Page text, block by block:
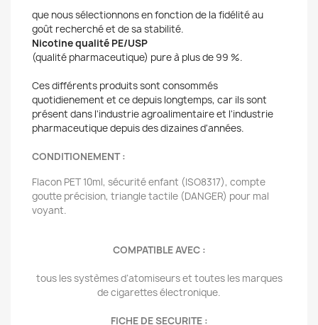
que nous sélectionnons en fonction de la fidélité au
goût recherché et de sa stabilité.
Nicotine qualité PE/USP
(qualité pharmaceutique) pure à plus de 99 %.
Ces différents produits sont consommés
quotidienement et ce depuis longtemps, car ils sont
présent dans l'industrie agroalimentaire et l'industrie
pharmaceutique depuis des dizaines d'années.
CONDITIONEMENT :
Flacon PET 10ml, sécurité enfant (ISO8317), compte
goutte précision, triangle tactile (DANGER) pour mal
voyant.
COMPATIBLE AVEC :
tous les systèmes d’atomiseurs et toutes les marques
de cigarettes électronique.
FICHE DE SECURITE :